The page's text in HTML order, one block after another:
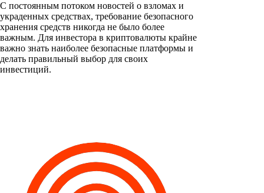
С постоянным потоком новостей о взломах и
украденных средствах, требование безопасного
хранения средств никогда не было более
важным. Для инвестора в криптовалюты крайне
важно знать наиболее безопасные платформы и
делать правильный выбор для своих
инвестиций.